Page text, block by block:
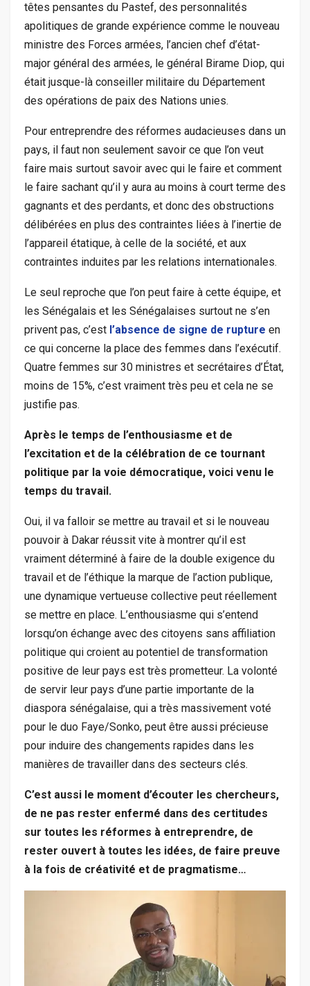
têtes pensantes du Pastef, des personnalités
apolitiques de grande expérience comme le nouveau
ministre des Forces armées, l’ancien chef d’état-
major général des armées, le général Birame Diop, qui
était jusque-là conseiller militaire du Département
des opérations de paix des Nations unies.
Pour entreprendre des réformes audacieuses dans un
pays, il faut non seulement savoir ce que l’on veut
faire mais surtout savoir avec qui le faire et comment
le faire sachant qu’il y aura au moins à court terme des
gagnants et des perdants, et donc des obstructions
délibérées en plus des contraintes liées à l’inertie de
l’appareil étatique, à celle de la société, et aux
contraintes induites par les relations internationales.
Le seul reproche que l’on peut faire à cette équipe, et
les Sénégalais et les Sénégalaises surtout ne s’en
privent pas, c’est l’absence de signe de rupture en
ce qui concerne la place des femmes dans l’exécutif.
Quatre femmes sur 30 ministres et secrétaires d’État,
moins de 15%, c’est vraiment très peu et cela ne se
justifie pas.
Après le temps de l’enthousiasme et de
l’excitation et de la célébration de ce tournant
politique par la voie démocratique, voici venu le
temps du travail.
Oui, il va falloir se mettre au travail et si le nouveau
pouvoir à Dakar réussit vite à montrer qu’il est
vraiment déterminé à faire de la double exigence du
travail et de l’éthique la marque de l’action publique,
une dynamique vertueuse collective peut réellement
se mettre en place. L’enthousiasme qui s’entend
lorsqu’on échange avec des citoyens sans affiliation
politique qui croient au potentiel de transformation
positive de leur pays est très prometteur. La volonté
de servir leur pays d’une partie importante de la
diaspora sénégalaise, qui a très massivement voté
pour le duo Faye/Sonko, peut être aussi précieuse
pour induire des changements rapides dans les
manières de travailler dans des secteurs clés.
C’est aussi le moment d’écouter les chercheurs,
de ne pas rester enfermé dans des certitudes
sur toutes les réformes à entreprendre, de
rester ouvert à toutes les idées, de faire preuve
à la fois de créativité et de pragmatisme…